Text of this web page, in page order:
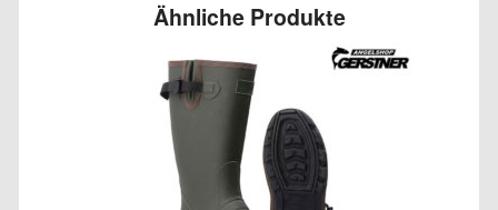
Ähnliche Produkte